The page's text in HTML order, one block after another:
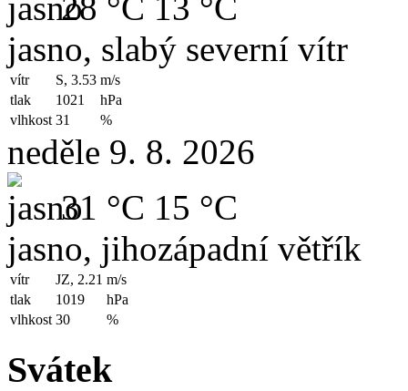
jasno, slabý severní vítr
vítr S, 3.53 m/s
tlak
1021
hPa
vlhkost 31 %
neděle 9. 8. 2026
31 °C 15 °C
jasno, jihozápadní větřík
vítr JZ, 2.21 m/s
tlak
1019
hPa
vlhkost 30 %
Svátek